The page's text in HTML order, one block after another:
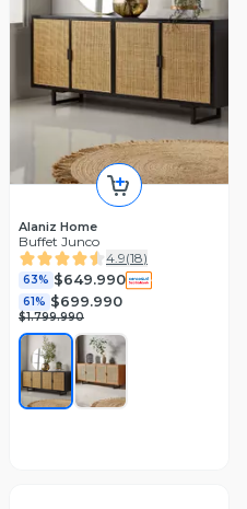
Alaniz Home
Buffet Junco
4.9(18)
63% $649.990
61% $699.990
$1.799.990